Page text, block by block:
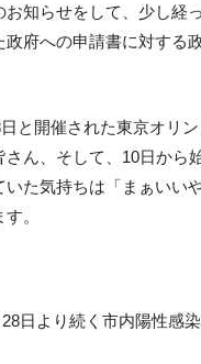
知らせをして、少し経
府への申請書に対する
と開催された東京オリ
ん、そして、10日から
た気持ちは「まぁいい
。
日より続く市内陽性感